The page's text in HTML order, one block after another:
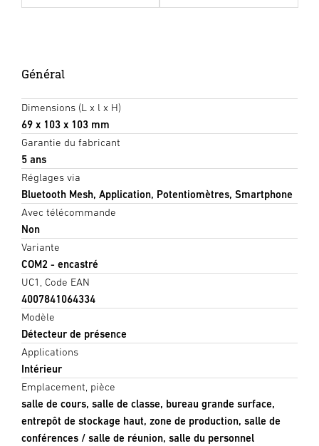
Général
Dimensions (L x l x H)
69 x 103 x 103 mm
Garantie du fabricant
5 ans
Réglages via
Bluetooth Mesh, Application, Potentiomètres, Smartphone
Avec télécommande
Non
Variante
COM2 - encastré
UC1, Code EAN
4007841064334
Modèle
Détecteur de présence
Applications
Intérieur
Emplacement, pièce
salle de cours, salle de classe, bureau grande surface,
entrepôt de stockage haut, zone de production, salle de
conférences / salle de réunion, salle du personnel